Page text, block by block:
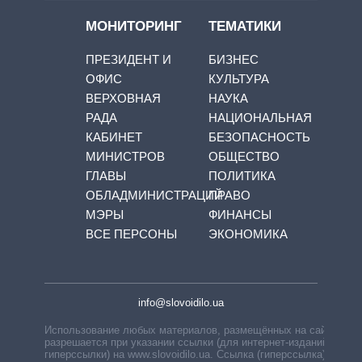
МОНИТОРИНГ
ПРЕЗИДЕНТ И
ОФИС
ВЕРХОВНАЯ
РАДА
КАБИНЕТ
МИНИСТРОВ
ГЛАВЫ
ОБЛАДМИНИСТРАЦИЙ
МЭРЫ
ВСЕ ПЕРСОНЫ
ТЕМАТИКИ
БИЗНЕС
КУЛЬТУРА
НАУКА
НАЦИОНАЛЬНАЯ
БЕЗОПАСНОСТЬ
ОБЩЕСТВО
ПОЛИТИКА
ПРАВО
ФИНАНСЫ
ЭКОНОМИКА
info@slovoidilo.ua
Использование любых материалов, размещённых на сайте,
разрешается при указании ссылки (для интернет-изданий —
гиперссылки) на www.slovoidilo.ua. Ссылка (гиперссылка)